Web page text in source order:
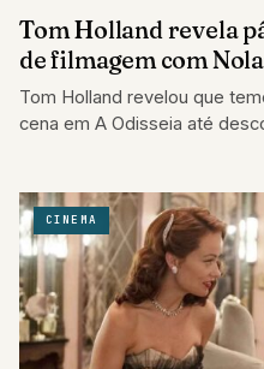
Tom Holland revela
de filmagem com
Tom Holland revelou que
cena em A Odisseia até
CINEMA